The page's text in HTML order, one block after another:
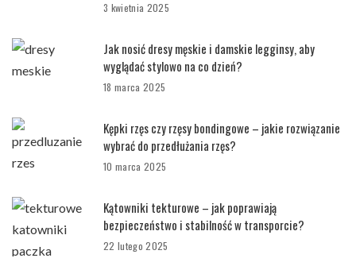
3 kwietnia 2025
Jak nosić dresy męskie i damskie legginsy, aby
wyglądać stylowo na co dzień?
18 marca 2025
Kępki rzęs czy rzęsy bondingowe – jakie rozwiązanie
wybrać do przedłużania rzęs?
10 marca 2025
Kątowniki tekturowe – jak poprawiają
bezpieczeństwo i stabilność w transporcie?
22 lutego 2025